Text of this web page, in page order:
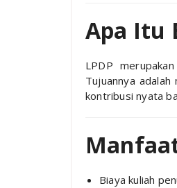
Apa Itu
LPDP
Tujuannya
kontribusi nyata
Biaya kuliah